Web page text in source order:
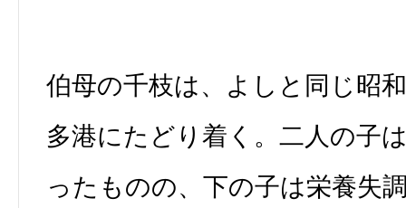
伯母の千枝は、よしと同じ昭
多港にたどり着く。二人の子
ったものの、下の子は栄養失